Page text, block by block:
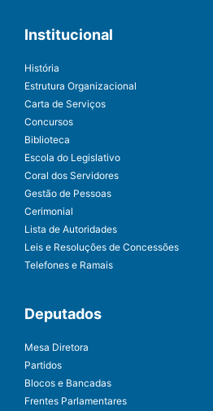
Institucional
História
Estrutura Organizacional
Carta de Serviços
Concursos
Biblioteca
Escola do Legislativo
Coral dos Servidores
Gestão de Pessoas
Cerimonial
Lista de Autoridades
Leis e Resoluções de Concessões
Telefones e Ramais
Deputados
Mesa Diretora
Partidos
Blocos e Bancadas
Frentes Parlamentares